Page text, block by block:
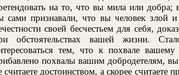
на то, что вы мила или добра;
сами признавали, что вы человек злой
своей бесчестьем для себя,
обстоятельствах вашей жизни.
тем, что к похвале
похвалы вашим добродетелям,
считаете достоинством, а скорее считаете